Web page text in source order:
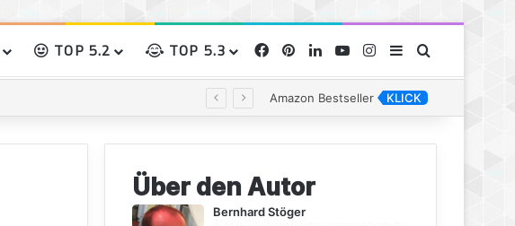
TOP 5.2 TOP 5.3 Facebook
PinterestLinkedInYouTubeInstagram
Sidebar
Amazon Bestseller KLICK
Über den Autor
Bernhard Stöger